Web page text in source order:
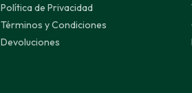
Política de Privacidad
Términos y Condiciones
Devoluciones